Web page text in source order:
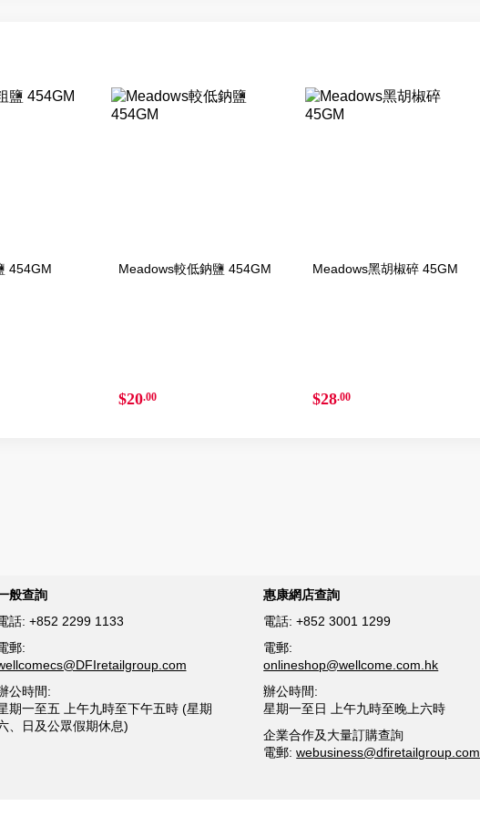
454GM Meadows較低鈉鹽 454GM
$20.00
Meadows黑胡椒碎 45GM
$28.00
般查詢
話: +852 2299 1133
郵:
公時間:
期一至五 上午九時至下午五時 (星期
、日及公眾假期休息)
惠康網店查詢
電話:+852 3001 1299
電郵:
onlineshop@wellcome.com.hk
辦公時間:
星期一至日 上午九時至晚上六時
企業合作及大量訂購查詢
電郵:webusiness@dfiretailgroup.com